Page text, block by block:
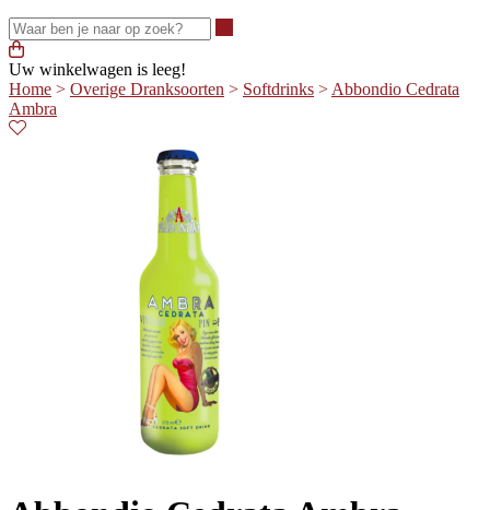
Uw winkelwagen is leeg!
Home > Overige Dranksoorten > Softdrinks > Abbondio Cedrata
Ambra